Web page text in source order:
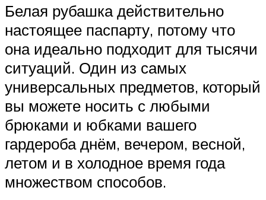
Белая рубашка действительно
настоящее паспарту, потому что
она идеально подходит для тысячи
ситуаций. Один из самых
универсальных предметов, который
вы можете носить с любыми
брюками и юбками вашего
гардероба днём, вечером, весной,
летом и в холодное время года
множеством способов.